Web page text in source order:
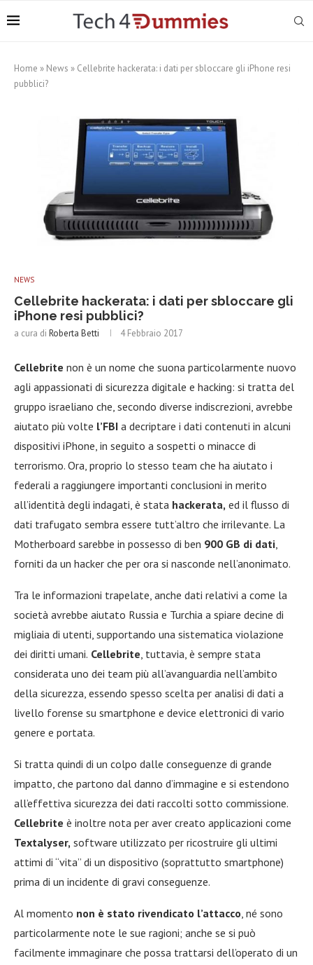
Home » News » Cellebrite hackerata: i dati per sbloccare gli iPhone resi
pubblici?
NEWS
Cellebrite hackerata: i dati per sbloccare gli
iPhone resi pubblici?
a cura di Roberta Betti 4 Febbraio 2017
Cellebrite non è un nome che suona particolarmente nuovo
agli appassionati di sicurezza digitale e hacking: si tratta del
gruppo israeliano che, secondo diverse indiscrezioni, avrebbe
aiutato più volte l’FBI a decriptare i dati contenuti in alcuni
dispositivi iPhone, in seguito a sospetti o minacce di
terrorismo. Ora, proprio lo stesso team che ha aiutato i
federali a raggiungere importanti conclusioni in merito
all’identità degli indagati, è stata hackerata, ed il flusso di
dati trafugato sembra essere tutt’altro che irrilevante. La
Motherboard sarebbe in possesso di ben 900 GB di dati
forniti da un hacker che per ora si nasconde nell’anonimato.
Tra le informazioni trapelate, anche dati relativi a come la
società avrebbe aiutato Russia e Turchia a spiare decine di
migliaia di utenti, supportando una sistematica violazione
dei diritti umani. Cellebrite , tuttavia, è sempre stata
considerata uno dei team più all’avanguardia nell’ambito
della sicurezza, essendo spesso scelta per analisi di dati a
livello forense su smartphone e device elettronici di vario
genere e portata.
Si tratta quindi di un colpo dalle conseguenze di grande
impatto, che partono dal danno d’immagine e si estendono
all’effettiva sicurezza dei dati raccolti sotto commissione.
Cellebrite è inoltre nota per aver creato applicazioni come
Textalyser, software utilizzato per ricostruire gli ultimi
attimi di “vita” di un dispositivo (soprattutto smartphone)
prima di un incidente di gravi conseguenze.
Al momento non è stato rivendicato l’attacco , né sono
particolarmente note le sue ragioni; anche se si può
facilmente immaginare che possa trattarsi dell’operato di un